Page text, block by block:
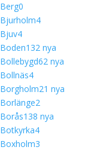
Berg0
Bjurholm4
Bjuv4
Boden132 nya
Bollebygd62 nya
Bollnäs4
Borgholm21 nya
Borlänge2
Borås138 nya
Botkyrka4
Boxholm3